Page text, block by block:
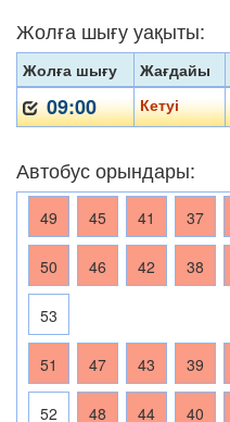
Жолға шығу уақыты:
Жолға шығу Жағдайы
09:00 Кетуі
Автобус орындары:
49 45 41 37
50 46 42 38
53
51 47 43 39
52 48 44 40